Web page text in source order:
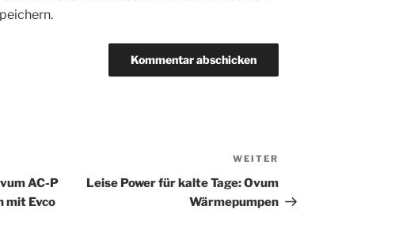
AC-P
mit Evco
Beitrag
WEITER
Leise Power für kalte Tage: Ovum
Wärmepumpen